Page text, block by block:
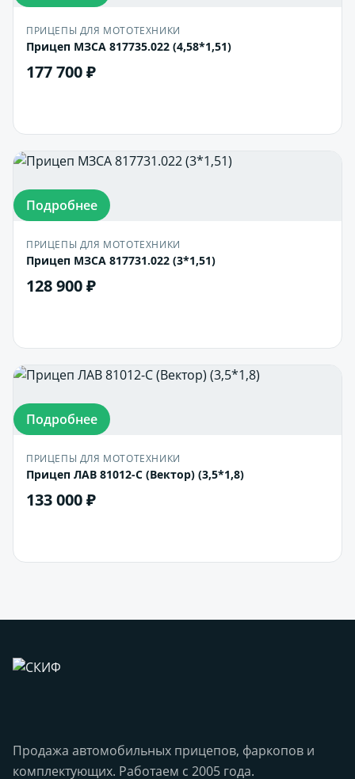
ПРИЦЕПЫ ДЛЯ МОТОТЕХНИКИ
Прицеп МЗСА 817735.022 (4,58*1,51)
177 700 ₽
Подробнее
ПРИЦЕПЫ ДЛЯ МОТОТЕХНИКИ
Прицеп МЗСА 817731.022 (3*1,51)
128 900 ₽
Подробнее
ПРИЦЕПЫ ДЛЯ МОТОТЕХНИКИ
Прицеп ЛАВ 81012-С (Вектор) (3,5*1,8)
133 000 ₽
Продажа автомобильных прицепов, фаркопов и
комплектующих. Работаем с 2005 года.